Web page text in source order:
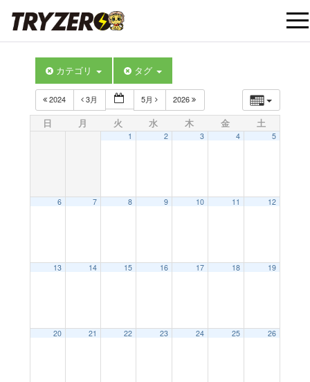
t
カテゴリ タグ
2024 3月 5月 2026
日 月 火 水 木 金 土
1 2 3 4 5
6 7 8 9 10 11 12
13 14 15 16 17 18 19
20 21 22 23 24 25 26